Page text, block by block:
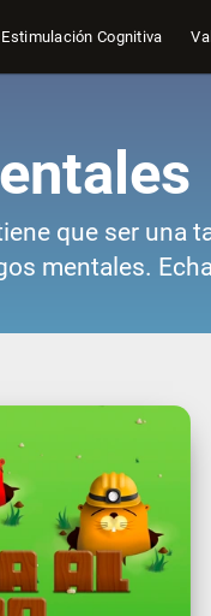
Estimulación Cognitiva
que ser una
mentales.